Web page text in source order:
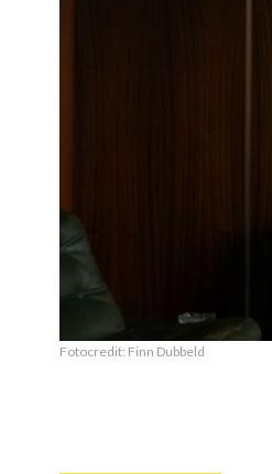
Fotocredit: Finn Dubbeld